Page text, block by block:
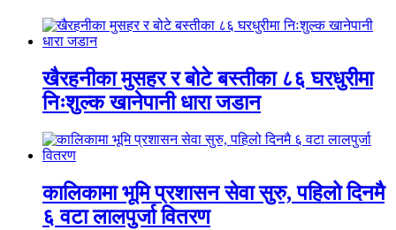
खैरहनीका मुसहर र बोटे बस्तीका ८६ घरधुरीमा
निःशुल्क खानेपानी धारा जडान
कालिकामा भूमि प्रशासन सेवा सुरु, पहिलो दिनमै
६ वटा लालपुर्जा वितरण